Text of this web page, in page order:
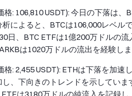
格: 106,810 USDT): 今日の下落は
によると、BTCは106,000レベル
日、BTC ETFは1億200万ドルの
は1020万ドルの流出を経験しま
格: 2,455 USDT): ETHは下落を加
、下向きのトレンドを示してい
は3180万ドルの純流入を記録